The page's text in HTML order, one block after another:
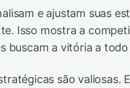
e ajustam suas
Isso mostra a
buscam a vitória a
são valiosas.